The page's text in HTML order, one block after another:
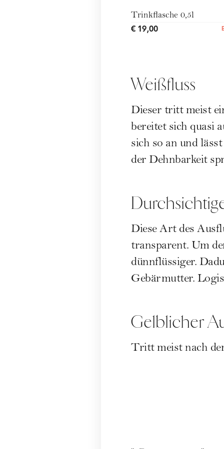
Trinkflasche 0,5l
€ 19,00
Weißfluss
Dieser tritt meist
bereitet sich quasi
sich so an und
der Dehnbarkeit
Diese Art des
transparent. Um
dünnflüssiger.
Gebärmutter.
Gelblicher
Tritt meist nach